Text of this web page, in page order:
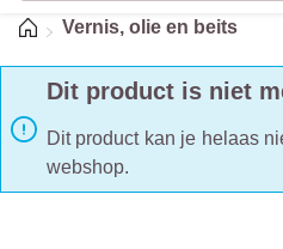
HomeVernis, olie en beits
Dit product is niet
Dit product kan je helaas
webshop.